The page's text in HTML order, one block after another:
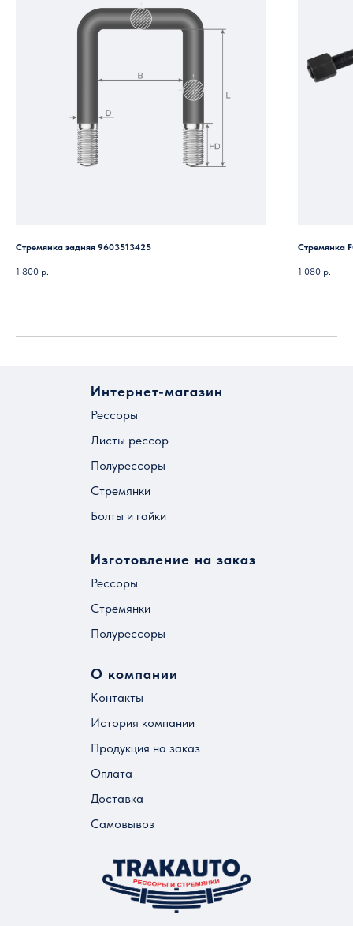
Стремянка задняя 9603513425
1 800 р.
Стремянка
1 080 р.
Интернет-магазин
Рессоры
Листы рессор
Полурессоры
Стремянки
Болты и гайки
Изготовление на заказ
Рессоры
Стремянки
Полурессоры
О компании
Контакты
История компании
Продукция на заказ
Оплата
Доставка
Самовывоз